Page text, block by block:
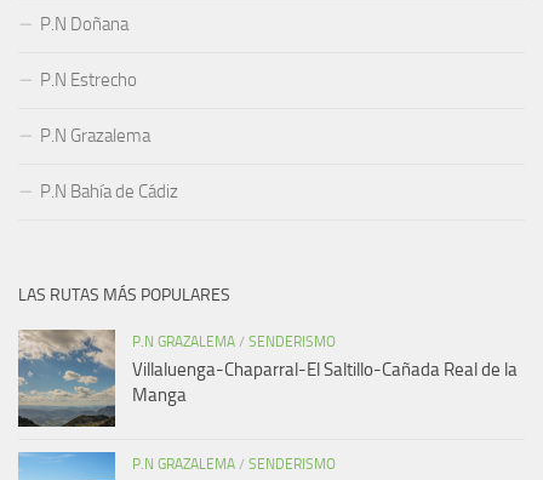
P.N Doñana
P.N Estrecho
P.N Grazalema
P.N Bahía de Cádiz
LAS RUTAS MÁS POPULARES
P.N GRAZALEMA / SENDERISMO
Villaluenga-Chaparral-El Saltillo-Cañada Real de la
Manga
P.N GRAZALEMA / SENDERISMO